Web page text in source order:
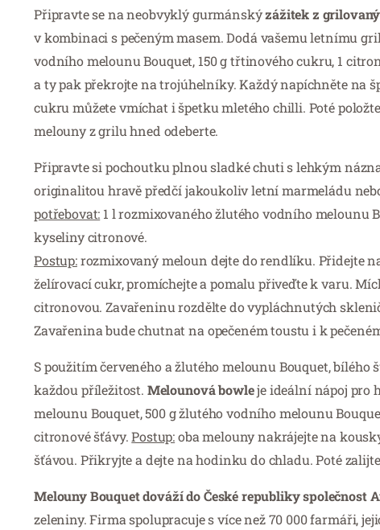
Připravte se na neobvyklý gurmánskýzážitek z
v kombinaci s pečeným masem. Dodá vašemu letnímu
vodního melounu Bouquet, 150 g třtinového cukru, 1
a ty pak překrojte na trojúhelníky. Každý napíchněte na
cukru můžete vmíchat i špetku mletého chilli. Poté
melouny z grilu hned odeberte.
Připravte si pochoutku plnou sladké chuti s lehkým
originalitou hravě předčí jakoukoliv letní marmeládu
potřebovat: 1 l rozmixovaného žlutého vodního melounu
kyseliny citronové.
Postup:rozmixovaný meloun dejte do rendlíku. Přidejte
želírovací cukr, promíchejte a pomalu přiveďte k varu.
citronovou. Zavařeninu rozdělte do vypláchnutých
Zavařenina bude chutnat na opečeném toustu i k
S použitím červeného a žlutého melounu Bouquet,
každou příležitost. Melounová bowleje ideální nápoj pro
melounu Bouquet, 500 g žlutého vodního melounu
citronové šťávy.Postup:oba melouny nakrájejte na
šťávou. Přikryjte a dejte na hodinku do chladu. Poté
Melouny Bouquet dováží do České republiky společnost
zeleniny. Firma spolupracuje s více než 70 000 farmáři,